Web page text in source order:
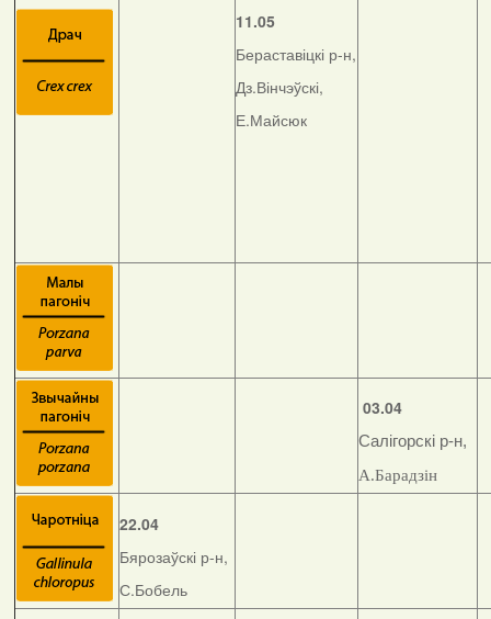
11.05
Бераставіцкі р-н,
Дз.Вінчэўскі,
Е.Майсюк
03.04
Салігорскі р-н,
А.Барадзін
22.04
Бярозаўскі р-н,
С.Бобель